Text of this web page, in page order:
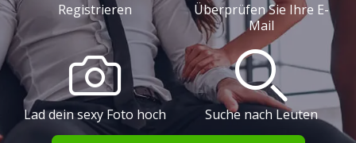
Registrieren
Überprüfen Sie Ihre E-
Mail
Lad dein sexy Foto hoch Suche nach Leuten